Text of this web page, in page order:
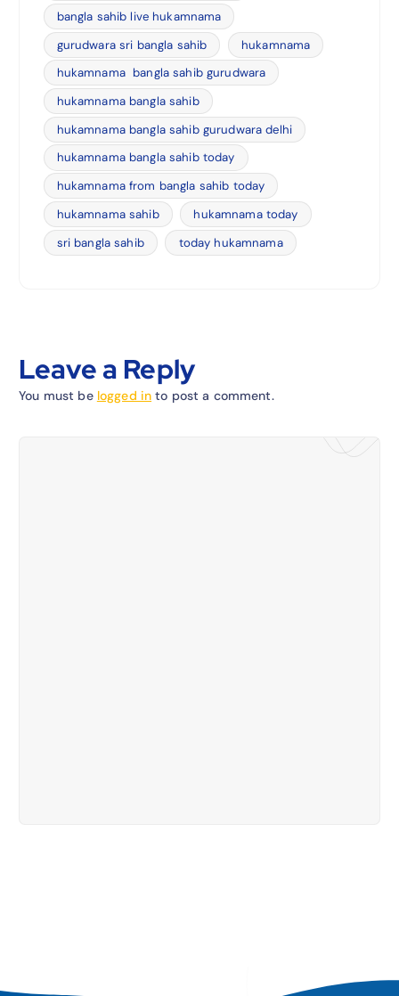
bangla sahib live hukamnama
gurudwara sri bangla sahib
hukamnama
hukamnama bangla sahib gurudwara
hukamnama bangla sahib
hukamnama bangla sahib gurudwara delhi
hukamnama bangla sahib today
hukamnama from bangla sahib today
hukamnama sahib
hukamnama today
sri bangla sahib
today hukamnama
Leave a Reply
You must be logged in to post a comment.